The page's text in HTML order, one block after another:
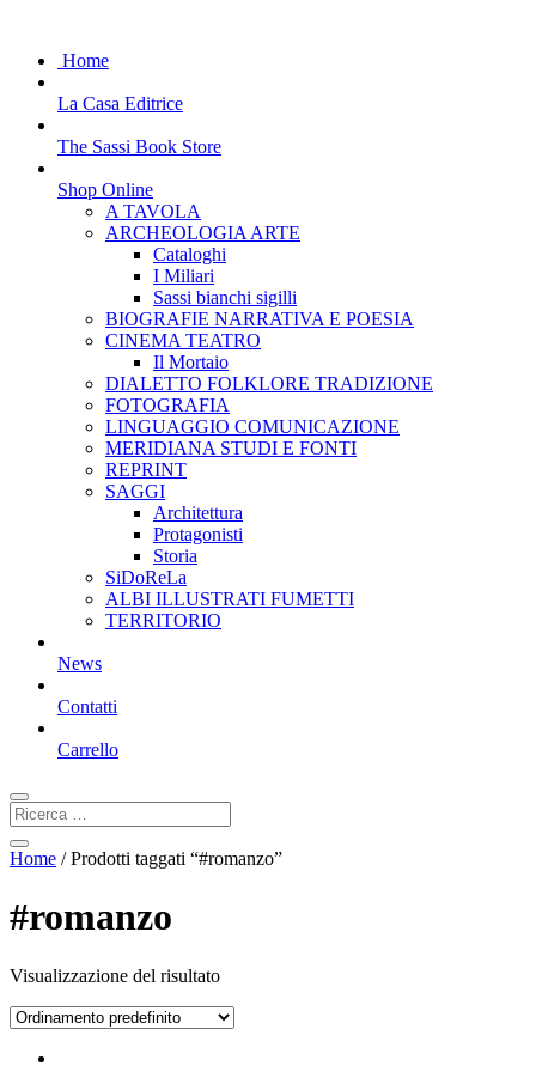
Home
La Casa Editrice
The Sassi Book Store
Shop Online
A TAVOLA
ARCHEOLOGIA ARTE
Cataloghi
I Miliari
Sassi bianchi sigilli
BIOGRAFIE NARRATIVA E POESIA
CINEMA TEATRO
Il Mortaio
DIALETTO FOLKLORE TRADIZIONE
FOTOGRAFIA
LINGUAGGIO COMUNICAZIONE
MERIDIANA STUDI E FONTI
REPRINT
SAGGI
Architettura
Protagonisti
Storia
SiDoReLa
ALBI ILLUSTRATI FUMETTI
TERRITORIO
News
Contatti
Carrello
Home / Prodotti taggati “#romanzo”
#romanzo
Visualizzazione del risultato